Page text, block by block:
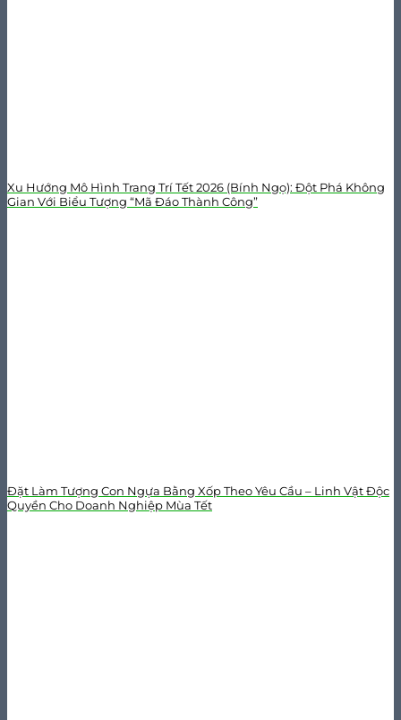
Xu Hướng Mô Hình Trang Trí Tết 2026 (Bính Ngọ): Đột Phá Không
Gian Với Biểu Tượng “Mã Đáo Thành Công”
Đặt Làm Tượng Con Ngựa Bằng Xốp Theo Yêu Cầu – Linh Vật Độc
Quyền Cho Doanh Nghiệp Mùa Tết